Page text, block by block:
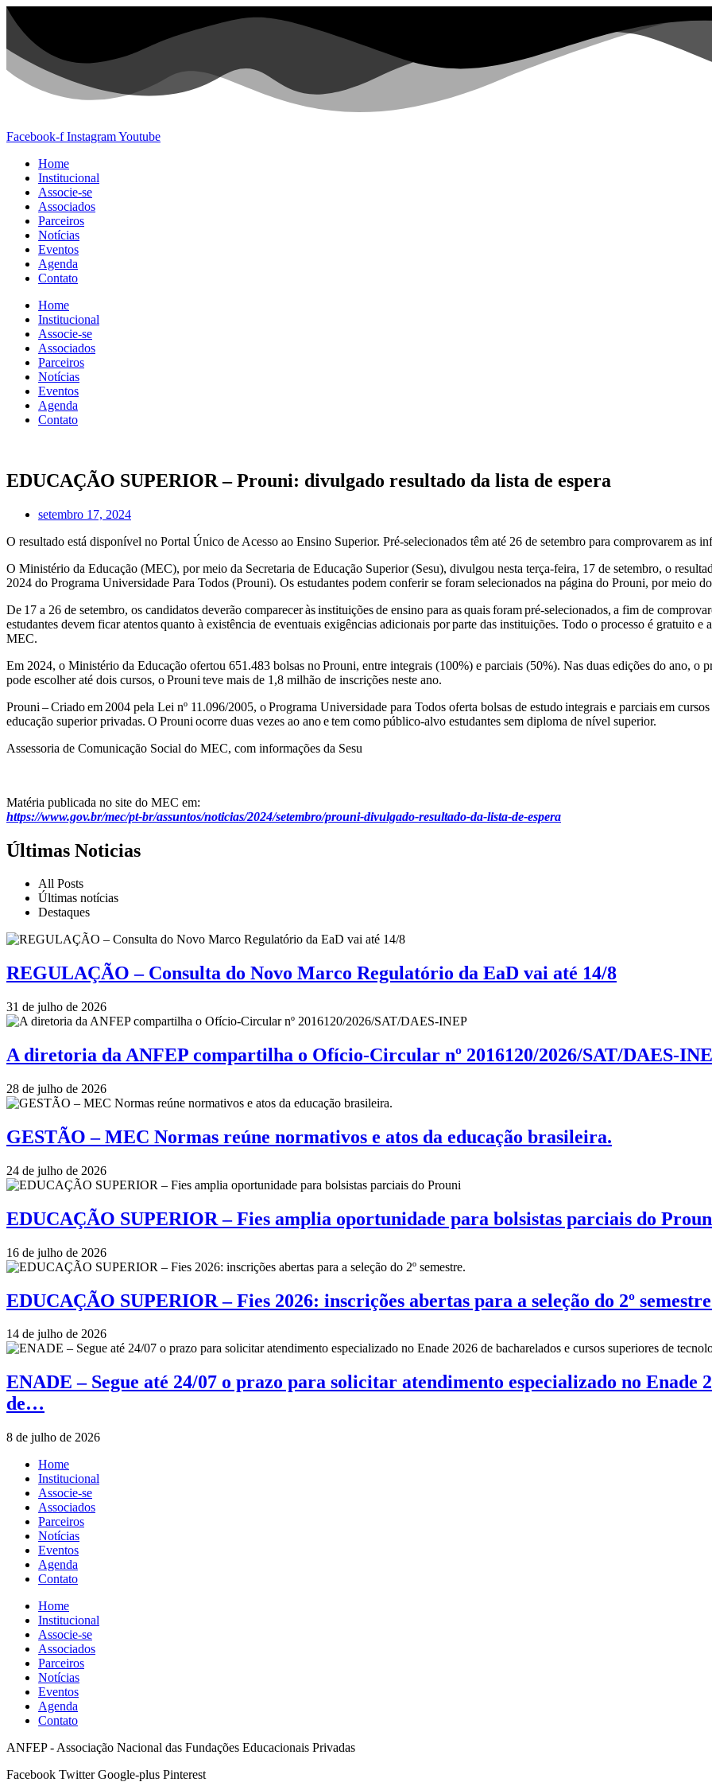
Ir
para
conteúdo
Facebook-f InstagramYoutube
Home
Institucional
Associe-se
Associados
Parceiros
Notícias
Eventos
Agenda
Contato
Home
Institucional
Associe-se
Associados
Parceiros
Notícias
Eventos
Agenda
Contato
EDUCAÇÃO SUPERIOR – Prouni: divulgado resultado da lista de espera
setembro 17, 2024
O resultado está disponível no Portal Único de Acesso ao Ensino Superior. Pré-selecionados têm até 26 de setembro para comprovarem as
O Ministério da Educação (MEC), por meio da Secretaria de Educação Superior (Sesu), divulgou nesta terça-feira, 17 de setembro, o
2024 do Programa Universidade Para Todos (Prouni). Os estudantes podem conferir se foram selecionados na página do Prouni, por meio
De 17 a 26 de setembro, os candidatos deverão comparecer às instituições de ensino para as quais foram pré-selecionados, a fim de
estudantes devem ficar atentos quanto à existência de eventuais exigências adicionais por parte das instituições. Todo o processo é gratuito
MEC.
Em 2024, o Ministério da Educação ofertou 651.483 bolsas no Prouni, entre integrais (100%) e parciais (50%). Nas duas edições do ano, o
pode escolher até dois cursos, o Prouni teve mais de 1,8 milhão de inscrições neste ano.
Prouni – Criado em 2004 pela Lei nº 11.096/2005, o Programa Universidade para Todos oferta bolsas de estudo integrais e parciais em
educação superior privadas. O Prouni ocorre duas vezes ao ano e tem como público-alvo estudantes sem diploma de nível superior.
Assessoria de Comunicação Social do MEC, com informações da Sesu
Matéria publicada no site do MEC em:
https://www.gov.br/mec/pt-br/assuntos/noticias/2024/setembro/prouni-divulgado-resultado-da-lista-de-espera
Últimas Noticias
All Posts
Últimas notícias
Destaques
REGULAÇÃO – Consulta do Novo Marco Regulatório da EaD vai até 14/8
31 de julho de 2026
A diretoria da ANFEP compartilha o Ofício-Circular nº 2016120/2026/SAT/DAES-
28 de julho de 2026
GESTÃO – MEC Normas reúne normativos e atos da educação brasileira.
24 de julho de 2026
EDUCAÇÃO SUPERIOR – Fies amplia oportunidade para bolsistas parciais do
16 de julho de 2026
EDUCAÇÃO SUPERIOR – Fies 2026: inscrições abertas para a seleção do 2º
14 de julho de 2026
ENADE – Segue até 24/07 o prazo para solicitar atendimento especializado no Enade
de…
8 de julho de 2026
Home
Institucional
Associe-se
Associados
Parceiros
Notícias
Eventos
Agenda
Contato
Home
Institucional
Associe-se
Associados
Parceiros
Notícias
Eventos
Agenda
Contato
ANFEP - Associação Nacional das Fundações Educacionais Privadas
Facebook Twitter Google-plus Pinterest